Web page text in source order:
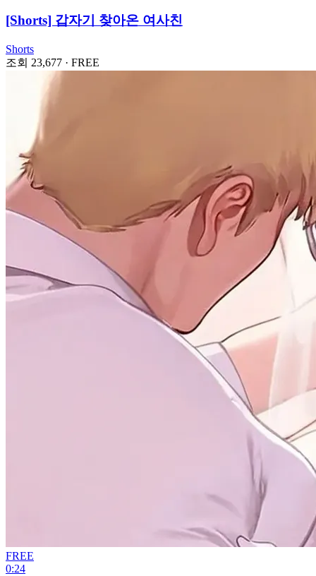
[Shorts] 갑자기 찾아온 여사친
Shorts
조회 23,677 · FREE
FREE
0:24